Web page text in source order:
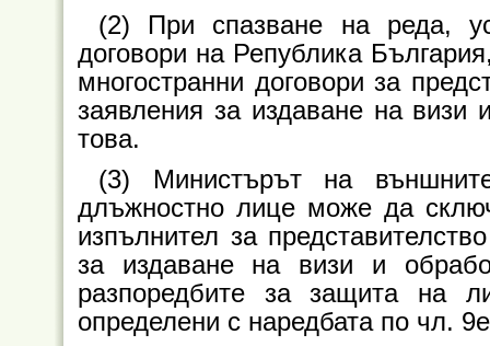
(2) При спазване на реда,
договори на Република
многостранни договори за
заявления за издаване на
това.
(3) Министърът на
длъжностно лице може да
изпълнител за
за издаване на визи и
разпоредбите за защита на
определени с наредбата по чл.